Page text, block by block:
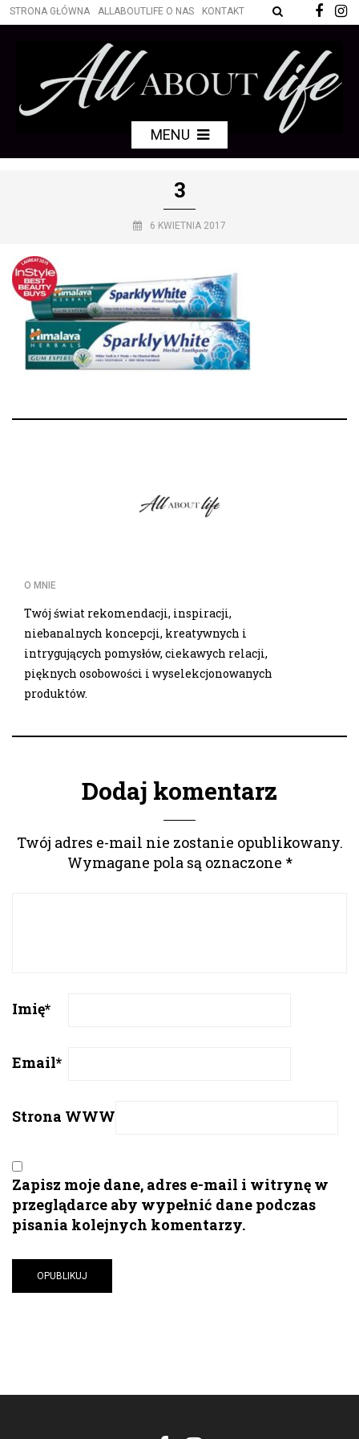
STRONA GŁÓWNA ALLABOUTLIFE O NAS KONTAKT
MENU
3
6 KWIETNIA 2017
O MNIE
Twój świat rekomendacji, inspiracji,
niebanalnych koncepcji, kreatywnych i
intrygujących pomysłów, ciekawych relacji,
pięknych osobowości i wyselekcjonowanych
produktów.
Dodaj komentarz
Twój adres e-mail nie zostanie opublikowany.
Wymagane pola są oznaczone *
Imię*
Email*
Strona WWW
Zapisz moje dane, adres e-mail i witrynę w
przeglądarce aby wypełnić dane podczas
pisania kolejnych komentarzy.